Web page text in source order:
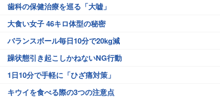
歯科の保健治療を巡る「大嘘」
大食い女子 46キロ体型の秘密
バランスボール毎日10分で20kg減
躁状態引き起こしかねないNG行動
1日10分で手軽に「ひざ痛対策」
キウイを食べる際の3つの注意点